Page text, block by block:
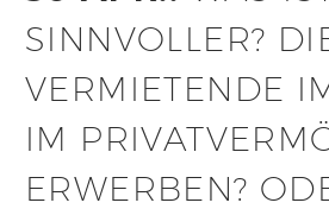
SINNVOLLER?
VERMIETENDE
IM
ERWERBEN?